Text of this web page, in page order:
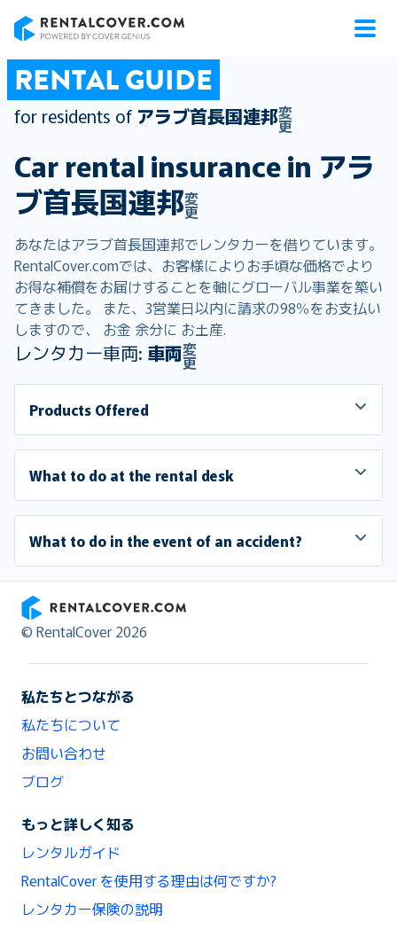
RENTAL GUIDE
for residents of アラブ首長国連邦変
更
Car rental insurance in アラ
ブ首長国連邦変
更
あなたはアラブ首長国連邦でレンタカーを借りています。
RentalCover.comでは、お客様によりお手頃な価格でより
お得な補償をお届けすることを軸にグローバル事業を築い
てきました。 また、3営業日以内に請求の98％をお支払い
しますので、 お金 余分に お土産.
レンタカー車両: 車両変
更
Products Offered
What to do at the rental desk
What to do in the event of an accident?
RentalCover
© RentalCover 2026
私たちとつながる
私たちについて
お問い合わせ
ブログ
もっと詳しく知る
レンタルガイド
RentalCover を使用する理由は何ですか?
レンタカー保険の説明